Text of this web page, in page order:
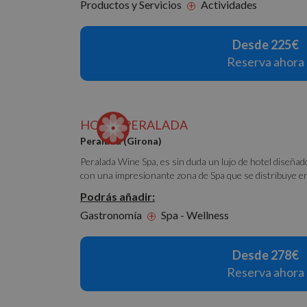
Productos y Servicios
+ Actividades
Desde 225€
Reserva ahora
HOTEL PERALADA
Peralada (Girona)
Peralada Wine Spa, es sin duda un lujo de hotel
con una impresionante zona de Spa que se distribuye en
Podrás añadir:
Gastronomía
+ Spa - Wellness
Desde 278€
Reserva ahora
PHPSESSID
_ga
_gcl_au
Google
Nombre